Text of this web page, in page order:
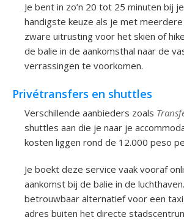
Je bent in zo’n 20 tot 25 minuten bij
handigste keuze als je met
zware uitrusting voor het skiën of
de balie in de aankomsthal naar de
verrassingen te voorkomen.
Privétransfers en shuttles
Verschillende aanbieders zoals
shuttles aan die je naar je
kosten liggen rond de 12.000 peso
Je boekt deze service vaak vooraf
aankomst bij de balie in de
betrouwbaar alternatief voor een
adres buiten het directe